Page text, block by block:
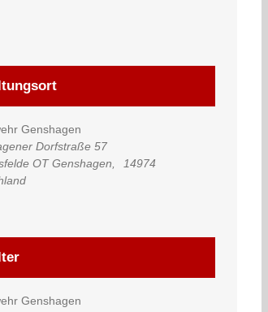
Genshagen
Dorfstraße 57
OT Genshagen
14974
Genshagen